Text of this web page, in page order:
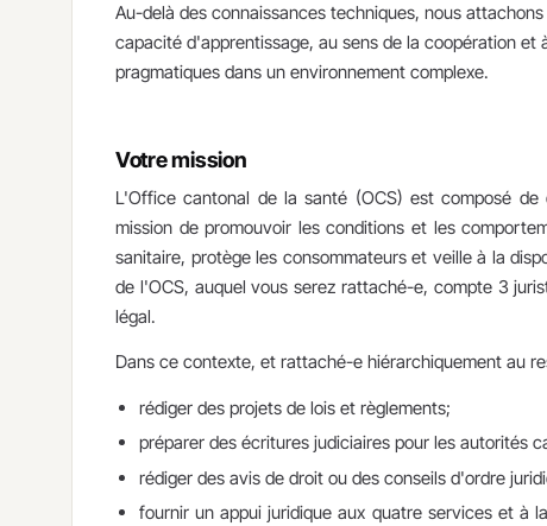
Au-delà des connaissances techniques, nous
capacité d'apprentissage, au sens de la coopération
pragmatiques dans un environnement complexe.
Votre mission
L'Office cantonal de la santé (OCS) est composé
mission de promouvoir les conditions et les
sanitaire, protège les consommateurs et veille à la
de l'OCS, auquel vous serez rattaché-e, compte 3
légal.
Dans ce contexte, et rattaché-e hiérarchiquement au
rédiger des projets de lois et règlements;
préparer des écritures judiciaires pour les autorités
rédiger des avis de droit ou des conseils d'ordre
fournir un appui juridique aux quatre services et à